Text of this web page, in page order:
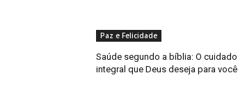
Paz e Felicidade
Saúde segundo a bíblia: O cuidado
integral que Deus deseja para você